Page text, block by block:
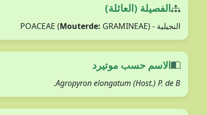
الفصيلة (العائلة)
النجيلية - POACEAE ( Mouterde: GRAMINEAE)
الاسم حسب موتيرد
Agropyron elongatum (Host.) P. de B.